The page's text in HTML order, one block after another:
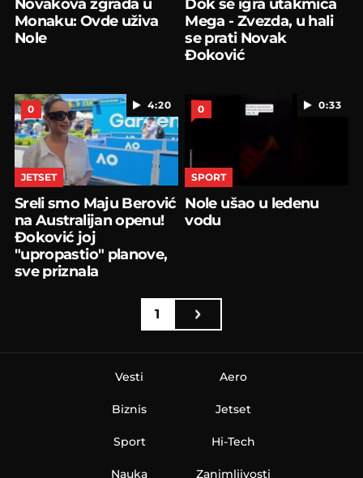
Novakova zgrada u
Monaku: Ovde uživa
Nole
Dok se igra utakmica
Mega - Zvezda, u hali
se prati Novak
Đoković
4:20
0
JETSET
Sreli smo Maju Berović
na Australijan openu!
Đoković joj
"upropastio" planove,
sve priznala
0:33
0
SPORT
Nole ušao u ledenu
vodu
1
Vesti
Biznis
Sport
Nauka
Aero
Jetset
Hi-Tech
Zanimljivosti